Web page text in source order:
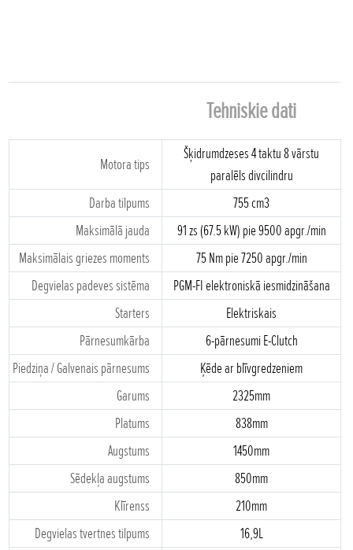
Tehniskie dati
Motora tips
Šķidrumdzeses 4 taktu 8 vārstu
paralēls divcilindru
Darba tilpums
755 cm3
Maksimālā jauda
91 zs (67.5 kW) pie 9500 apgr./min
Maksimālais griezes moments
75 Nm pie 7250 apgr./min
Degvielas padeves sistēma
PGM-FI elektroniskā iesmidzināšana
Starters
Elektriskais
Pārnesumkārba
6-pārnesumi E-Clutch
Piedziņa / Galvenais pārnesums
Ķēde ar blīvgredzeniem
Garums
2325mm
Platums
838mm
Augstums
1450mm
Sēdekļa augstums
850mm
Klīrenss
210mm
Degvielas tvertnes tilpums
16,9L